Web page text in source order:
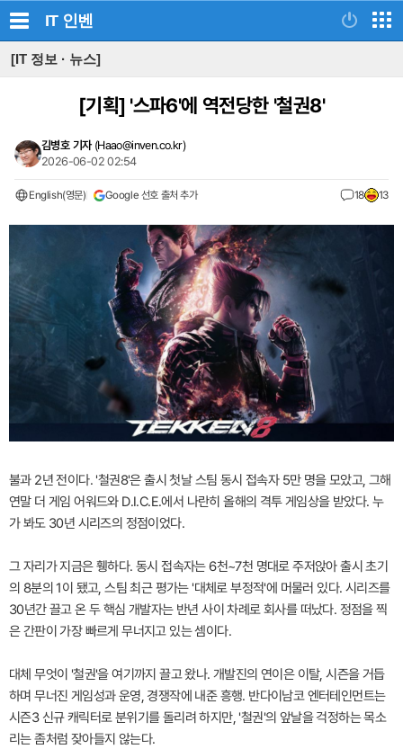
IT 인벤
[IT 정보 · 뉴스]
[기획]'스파6'에 역전당한 '철권8'
김병호 기자 (Haao@inven.co.kr)
2026-06-02 02:54
English(영문) Google 선호 출처 추가 18 13
불과 2년 전이다. '철권8'은 출시 첫날 스팀 동시 접속자 5만 명을 모았고, 그해
연말 더 게임 어워드와 D.I.C.E.에서 나란히 올해의 격투 게임상을 받았다. 누
가 봐도 30년 시리즈의 정점이었다.
그 자리가 지금은 휑하다. 동시 접속자는 6천~7천 명대로 주저앉아 출시 초기
의 8분의 1이 됐고, 스팀 최근 평가는 '대체로 부정적'에 머물러 있다. 시리즈를
30년간 끌고 온 두 핵심 개발자는 반년 사이 차례로 회사를 떠났다. 정점을 찍
은 간판이 가장 빠르게 무너지고 있는 셈이다.
대체 무엇이 '철권'을 여기까지 끌고 왔나. 개발진의 연이은 이탈, 시즌을 거듭
하며 무너진 게임성과 운영, 경쟁작에 내준 흥행. 반다이남코 엔터테인먼트는
시즌3 신규 캐릭터로 분위기를 돌리려 하지만, '철권'의 앞날을 걱정하는 목소
리는 좀처럼 잦아들지 않는다.